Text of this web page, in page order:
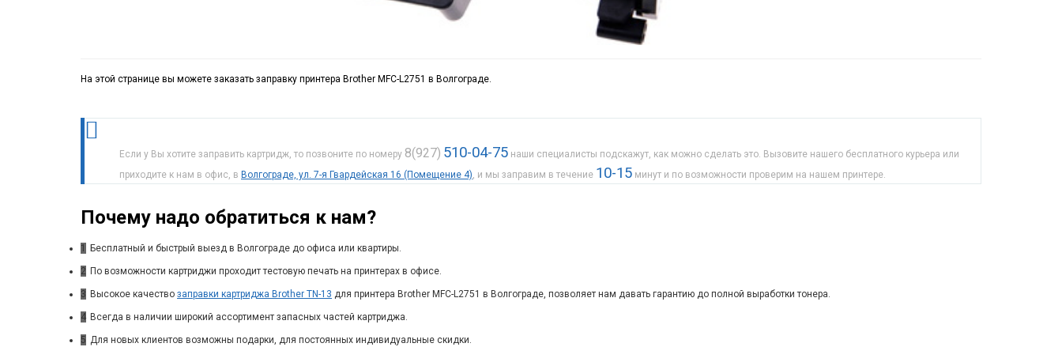
На этой странице вы можете заказать заправку принтера Brother MFC-L2751 в Волгограде.
Если у Вы хотите заправить картридж, то позвоните по номеру 8(927) 510-04-75 наши специалисты подскажут, как можно сделать это. Вызовите нашего бесплатного курьера или
приходите к нам в офис, в Волгограде, ул. 7-я Гвардейская 16 (Помещение 4), и мы заправим в течение 10-15 минут и по возможности проверим на нашем принтере.
Почему надо обратиться к нам?
1 Бесплатный и быстрый выезд в Волгограде до офиса или квартиры.
2 По возможности картриджи проходит тестовую печать на принтерах в офисе.
3 Высокое качество заправки картриджа Brother TN-13 для принтера Brother MFC-L2751 в Волгограде, позволяет нам давать гарантию до полной выработки тонера.
4 Всегда в наличии широкий ассортимент запасных частей картриджа.
5 Для новых клиентов возможны подарки, для постоянных индивидуальные скидки.